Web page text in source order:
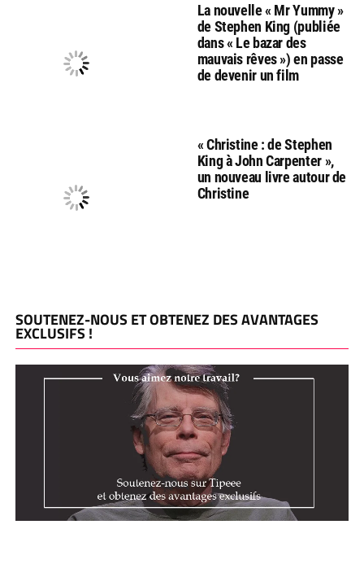
La nouvelle « Mr Yummy »
de Stephen King (publiée
dans « Le bazar des
mauvais rêves ») en passe
de devenir un film
« Christine : de Stephen
King à John Carpenter »,
un nouveau livre autour de
Christine
SOUTENEZ-NOUS ET OBTENEZ DES AVANTAGES
EXCLUSIFS !